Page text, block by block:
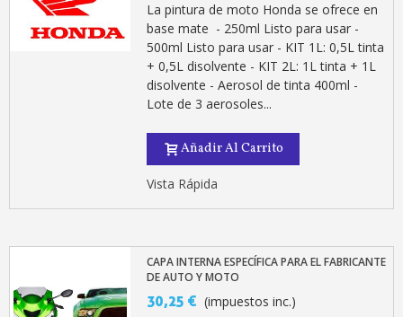
Suscríbete al
Paga en 4 plazos sin
Devuelve los
La pintura de moto Honda se ofrece en
base mate - 250ml Listo para usar -
500ml Listo para usar - KIT 1L: 0,5L tinta
+ 0,5L disolvente - KIT 2L: 1L tinta + 1L
disolvente - Aerosol de tinta 400ml -
Lote de 3 aerosoles...
Añadir Al Carrito
Vista Rápida
CAPA INTERNA ESPECÍFICA PARA EL FABRICANTE
DE AUTO Y MOTO
30,25 € (impuestos inc.)